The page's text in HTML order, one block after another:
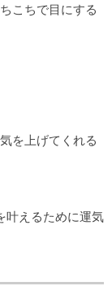
こちで目にする
を上げてくれる
叶えるために運気